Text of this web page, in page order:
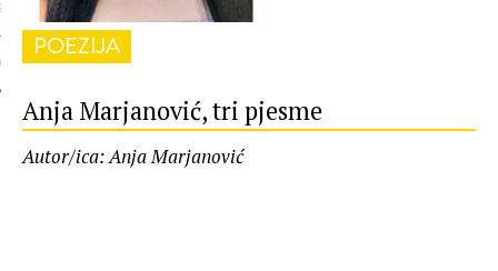
POEZIJA
Anja Marjanović, tri pjesme
Autor/ica: Anja Marjanović